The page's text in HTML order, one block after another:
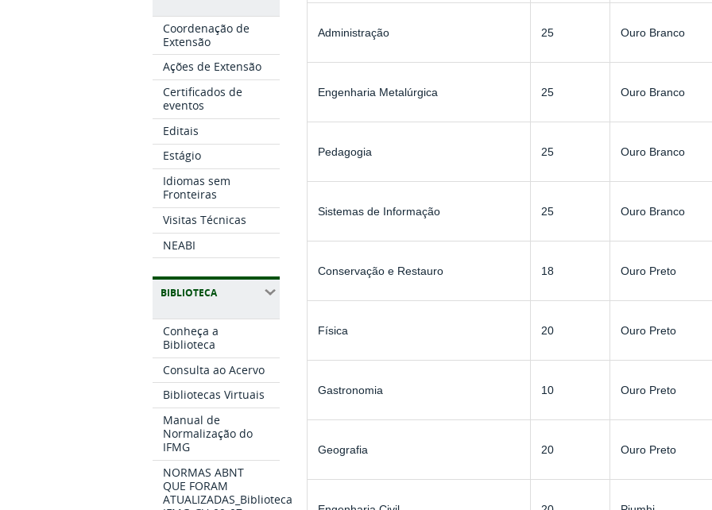
Coordenação de
Extensão
Ações de Extensão
Certificados de
eventos
Editais
Estágio
Idiomas sem
Fronteiras
Visitas Técnicas
NEABI
BIBLIOTECA
Conheça a
Biblioteca
Consulta ao Acervo
Bibliotecas Virtuais
Manual de
Normalização do
IFMG
NORMAS ABNT
QUE FORAM
ATUALIZADAS_Biblioteca
Administração 25 Ouro Branco
Engenharia Metalúrgica 25 Ouro Branco
Pedagogia 25 Ouro Branco
Sistemas de Informação 25 Ouro Branco
Conservação e Restauro 18 Ouro Preto
Física 20 Ouro Preto
Gastronomia 10 Ouro Preto
Geografia 20 Ouro Preto